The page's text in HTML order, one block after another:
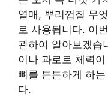
열매, 뿌리껍질 무
로 사용됩니다. 이
관하여 알아보겠습
이나 과로로 체력
뼈를 튼튼하게 하
다.